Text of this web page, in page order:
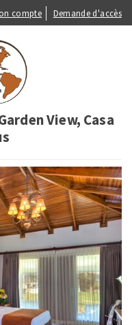
Anonymous
Menu
compte Demande d'accès
View, Casa